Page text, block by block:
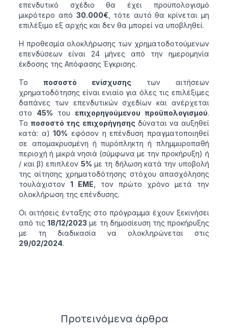
επενδυτικό σχέδιο θα έχει προϋπολογισμό
μικρότερο από 30.000€ , τότε αυτό θα κρίνεται μη
επιλέξιμο εξ αρχής και δεν θα μπορεί να υποβληθεί.
Η προθεσμία ολοκλήρωσης των χρηματοδοτούμενων
επενδύσεων είναι 24 μήνες από την ημερομηνία
έκδοσης της Απόφασης Έγκρισης.
Τοποσοστό ενίσχυσης των αιτήσεων
χρηματοδότησης είναι ενιαίο για όλες τις επιλέξιμες
δαπάνες των επενδυτικών σχεδίων και ανέρχεται
στο 45% του επιχορηγούμενου προϋπολογισμού.
Τοποσοστό της επιχορήγησηςδύναται να αυξηθεί
κατά: α)10% εφόσον η επένδυση πραγματοποιηθεί
σε απομακρυσμένη ή πυρόπληκτη ή πλημμυροπαθή
περιοχή ή μικρά νησιά (σύμφωνα με την προκήρυξη) ή
/ και β) επιπλέον 5% με τη δήλωση κατά την υποβολή
της αίτησης χρηματοδότησης στόχου απασχόλησης
τουλάχιστον1 ΕΜΕ , τον πρώτο χρόνο μετά την
ολοκλήρωση της επένδυσης.
Οι αιτήσεις ένταξης στο πρόγραμμα έχουν ξεκινήσει
από τις18/12/2023 με τη δημοσίευση της προκήρυξης
με τη διαδικασία να ολοκληρώνεται στις
29/02/2024.
Προτεινόμενα άρθρα